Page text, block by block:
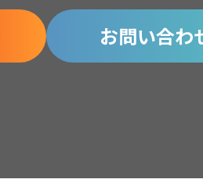
お問い合わ